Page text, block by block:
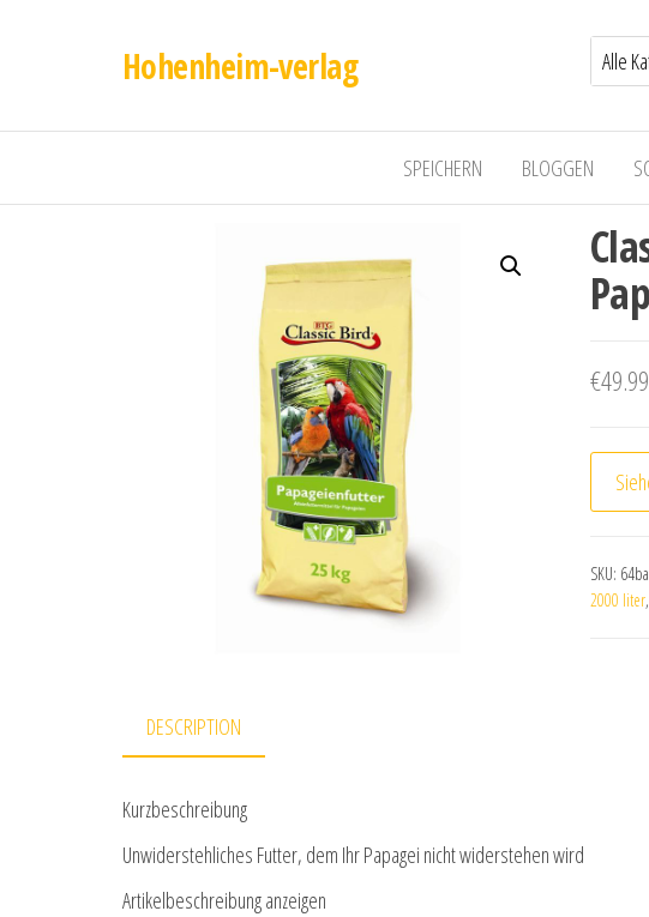
Hohenheim-verlag
SPEICHERN BLOGGEN
€49.99
SKU:
2000 liter,
DESCRIPTION
Kurzbeschreibung
Unwiderstehliches Futter, dem Ihr Papagei nicht widerstehen wird
Artikelbeschreibung anzeigen